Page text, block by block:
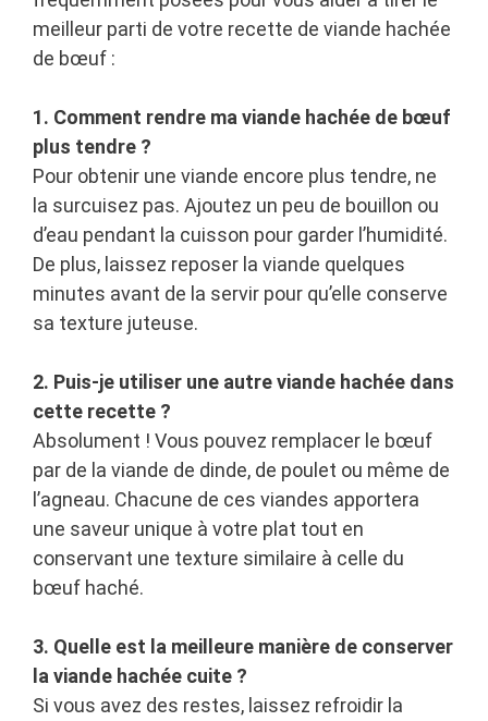
meilleur parti de votre recette de viande hachée
de bœuf :
1. Comment rendre ma viande hachée de bœuf
plus tendre ?
Pour obtenir une viande encore plus tendre, ne
la surcuisez pas. Ajoutez un peu de bouillon ou
d’eau pendant la cuisson pour garder l’humidité.
De plus, laissez reposer la viande quelques
minutes avant de la servir pour qu’elle conserve
sa texture juteuse.
2. Puis-je utiliser une autre viande hachée dans
cette recette ?
Absolument ! Vous pouvez remplacer le bœuf
par de la viande de dinde, de poulet ou même de
l’agneau. Chacune de ces viandes apportera
une saveur unique à votre plat tout en
conservant une texture similaire à celle du
bœuf haché.
3. Quelle est la meilleure manière de conserver
la viande hachée cuite ?
Si vous avez des restes, laissez refroidir la